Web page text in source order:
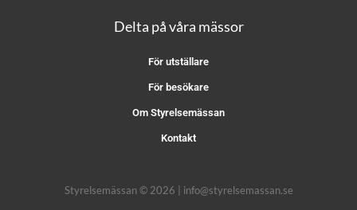
Delta på våra mässor
För utställare
För besökare
Om Styrelsemässan
Kontakt
Styrelsemässan © 2026 | info@styrelsemassan.se